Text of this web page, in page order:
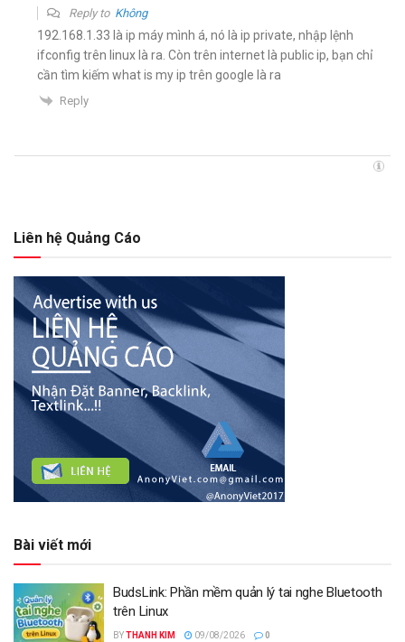
Reply to Không
192.168.1.33 là ip máy mình á, nó là ip private, nhập lệnh
ifconfig trên linux là ra. Còn trên internet là public ip, bạn chỉ
cần tìm kiếm what is my ip trên google là ra
Reply
Liên hệ Quảng Cáo
Bài viết mới
BudsLink: Phần mềm quản lý tai nghe Bluetooth
trên Linux
BYTHANH KIM 09/08/2026 0